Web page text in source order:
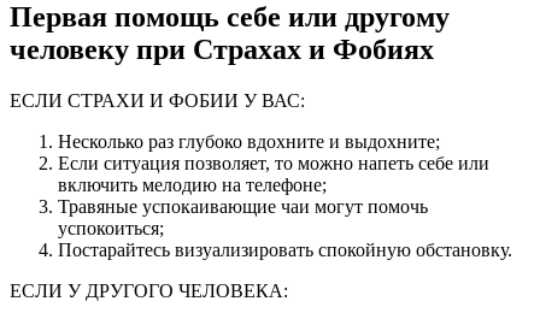
Первая помощь себе или другому
человеку при Страхах и Фобиях
ЕСЛИ СТРАХИ И ФОБИИ У ВАС:
Несколько раз глубоко вдохните и выдохните;
Если ситуация позволяет, то можно напеть себе или
включить мелодию на телефоне;
Травяные успокаивающие чаи могут помочь
успокоиться;
Постарайтесь визуализировать спокойную обстановку.
ЕСЛИ У ДРУГОГО ЧЕЛОВЕКА: